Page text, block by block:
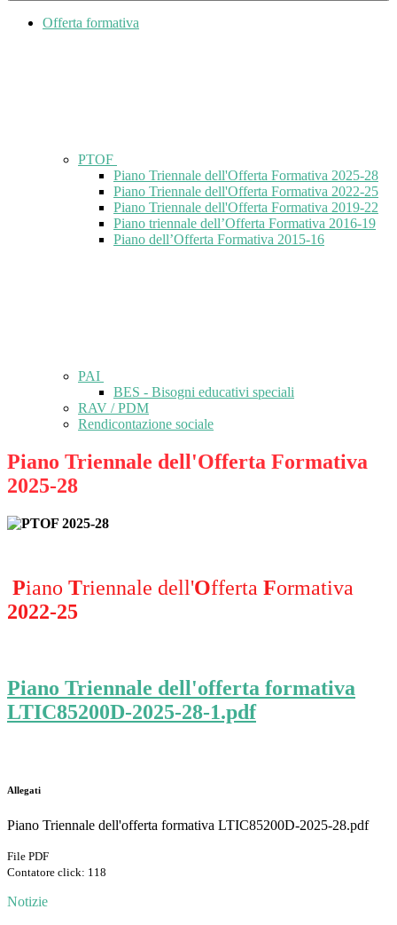
Offerta formativa
PTOF
Piano Triennale dell'Offerta Formativa 2025-28
Piano Triennale dell'Offerta Formativa 2022-25
Piano Triennale dell'Offerta Formativa 2019-22
Piano triennale dell’Offerta Formativa 2016-19
Piano dell’Offerta Formativa 2015-16
PAI
BES - Bisogni educativi speciali
RAV / PDM
Rendicontazione sociale
Piano Triennale dell'Offerta Formativa
2025-28
Piano Triennale dell'Offerta Formativa
2022-25
Piano Triennale dell'offerta formativa
LTIC85200D-2025-28-1.pdf
Allegati
Piano Triennale dell'offerta formativa LTIC85200D-2025-28.pdf
File PDF
Contatore click: 118
Notizie